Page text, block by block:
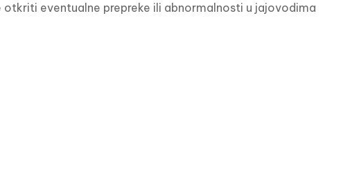
eventualne prepreke ili abnormalnosti u jajovodima